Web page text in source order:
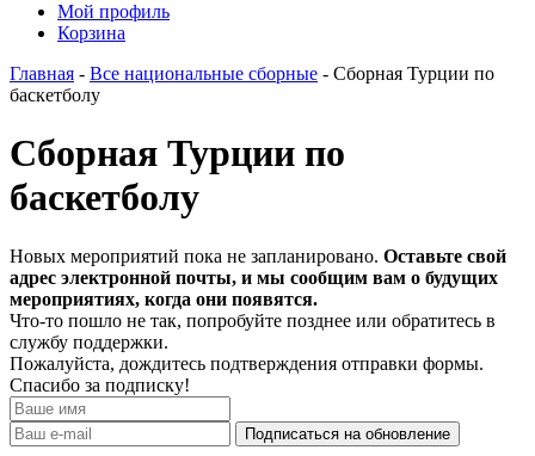
Мой профиль
Корзина
Главная - Все национальные сборные - Сборная Турции по
баскетболу
Сборная Турции по
баскетболу
Новых мероприятий пока не запланировано. Оставьте свой
адрес электронной почты, и мы сообщим вам о будущих
мероприятиях, когда они появятся.
Что-то пошло не так, попробуйте позднее или обратитесь в
службу поддержки.
Пожалуйста, дождитесь подтверждения отправки формы.
Спасибо за подписку!
Подписаться на обновление